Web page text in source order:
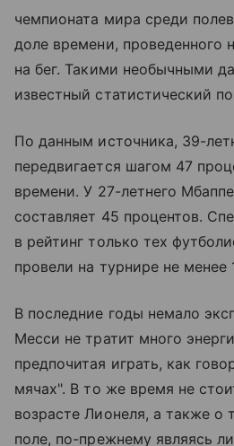
чемпионата мира среди
доле времени, проведенного
на бег. Такими необычными
известный статистический
По данным источника, 39-
передвигается шагом 47
времени. У 27-летнего
составляет 45 процентов.
в рейтинг только тех
провели на турнире не менее
В последние годы немало
Месси не тратит много
предпочитая играть, как
мячах". В то же время не
возрасте Лионеля, а также о
поле, по-прежнему являясь